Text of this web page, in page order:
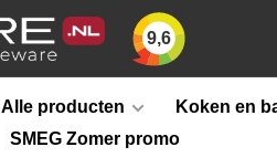
9,6
Alle producten Koken en
SMEG Zomer promo